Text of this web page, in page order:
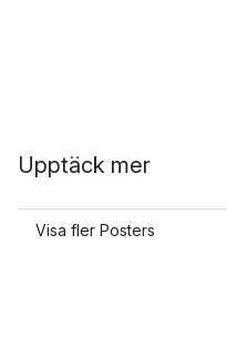
Upptäck mer
Visa fler Posters